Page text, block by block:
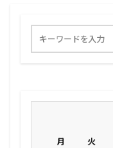
月 火